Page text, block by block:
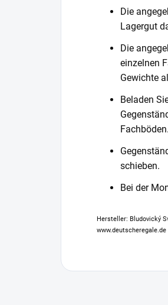
Die
Lagergut
Die
einzelnen
Gewichte
Beladen
Fachböden.
schieben.
Bei der
Hersteller: Bludovický
www.deutscheregale.de